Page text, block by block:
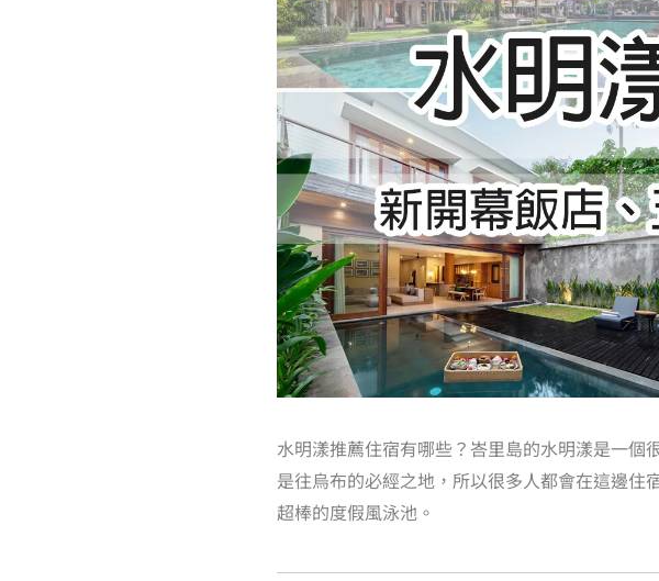
水明漾推薦住宿有哪些？峇里島的水明漾是一
是往烏布的必經之地，所以很多人都會在這邊
超棒的度假風泳池。